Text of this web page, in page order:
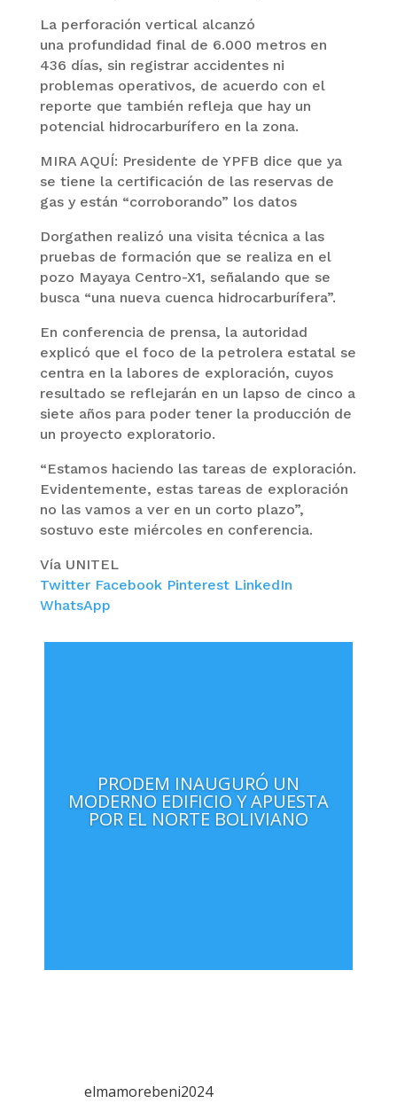
La perforación vertical alcanzó
una profundidad final de 6.000 metros en
436 días, sin registrar accidentes ni
problemas operativos, de acuerdo con el
reporte que también refleja que hay un
potencial hidrocarburífero en la zona.
MIRA AQUÍ: Presidente de YPFB dice que ya
se tiene la certificación de las reservas de
gas y están “corroborando” los datos
Dorgathen realizó una visita técnica a las
pruebas de formación que se realiza en el
pozo Mayaya Centro-X1, señalando que se
busca “una nueva cuenca hidrocarburífera”.
En conferencia de prensa, la autoridad
explicó que el foco de la petrolera estatal se
centra en la labores de exploración, cuyos
resultado se reflejarán en un lapso de cinco a
siete años para poder tener la producción de
un proyecto exploratorio.
“Estamos haciendo las tareas de exploración.
Evidentemente, estas tareas de exploración
no las vamos a ver en un corto plazo”,
sostuvo este miércoles en conferencia.
Vía UNITEL
Twitter Facebook Pinterest LinkedIn
WhatsApp
PRODEM INAUGURÓ UN
MODERNO EDIFICIO Y APUESTA
POR EL NORTE BOLIVIANO
elmamorebeni2024